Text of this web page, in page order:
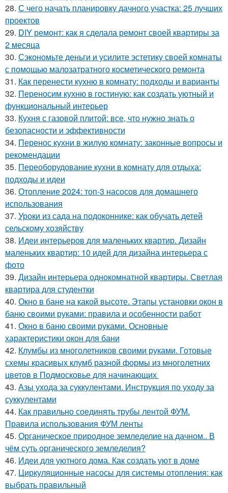
28. С чего начать планировку дачного участка: 25 лучших
проектов
29. DIY ремонт: как я сделала ремонт своей квартиры за
2 месяца
30. Сэкономьте деньги и усилите эстетику своей комнаты
с помощью малозатратного косметического ремонта
31. Как перенести кухню в комнату: подходы и варианты
32. Переносим кухню в гостиную: как создать уютный и
функциональный интерьер
33. Кухня с газовой плитой: все, что нужно знать о
безопасности и эффективности
34. Перенос кухни в жилую комнату: законные вопросы и
рекомендации
35. Переоборудование кухни в комнату для отдыха:
подходы и идеи
36. Отопление 2024: топ-3 насосов для домашнего
использования
37. Уроки из сада на подоконнике: как обучать детей
сельскому хозяйству
38. Идеи интерьеров для маленьких квартир. Дизайн
маленьких квартир: 10 идей для дизайна интерьера с
фото
39. Дизайн интерьера однокомнатной квартиры. Светлая
квартира для студентки
40. Окно в бане на какой высоте. Этапы установки окон в
баню своими руками: правила и особенности работ
41. Окно в баню своими руками. Основные
характеристики окон для бани
42. Клумбы из многолетников своими руками. Готовые
схемы красивых клумб разной формы из многолетних
цветов в Подмосковье для начинающих
43. Азы ухода за суккулентами. Инструкция по уходу за
суккулентами
44. Как правильно соединять трубы лентой ФУМ.
Правила использования ФУМ ленты
45. Органическое природное земледелие на дачном.. В
чём суть органического земледелия?
46. Идеи для уютного дома. Как создать уют в доме
47. Циркуляционные насосы для системы отопления: как
выбрать правильный